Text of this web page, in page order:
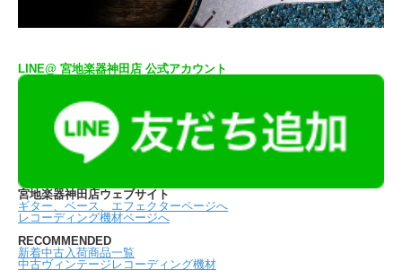
LINE@ 宮地楽器神田店 公式アカウント
宮地楽器神田店ウェブサイト
ギター、ベース、エフェクターページへ
レコーディング機材ページへ
RECOMMENDED
新着中古入荷商品一覧
中古ヴィンテージレコーディング機材